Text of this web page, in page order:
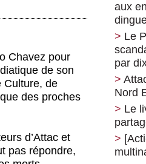
Chavez pour
de son
Culture, de
des proches
d’Attac et
pas répondre,
aux
Le
par
Nord
Le